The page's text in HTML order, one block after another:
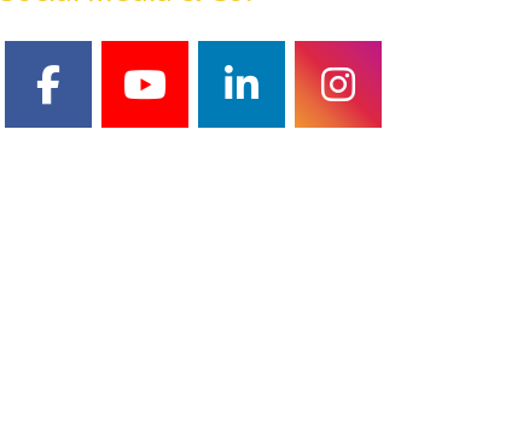
facebookyoutubelinkedininstagram